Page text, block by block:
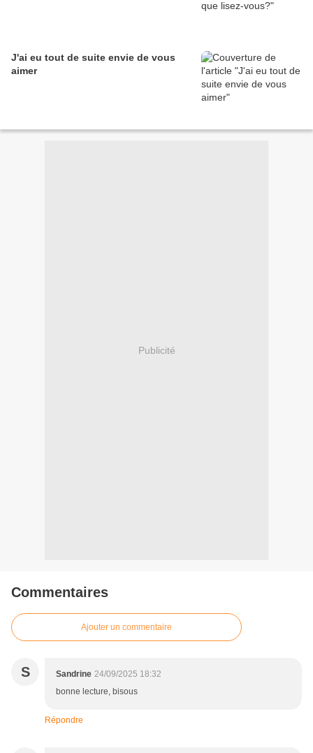
J'ai eu tout de suite envie de vous
aimer
Publicité
Commentaires
Ajouter un commentaire
S Sandrine 24/09/2025 18:32
bonne lecture, bisous
Répondre